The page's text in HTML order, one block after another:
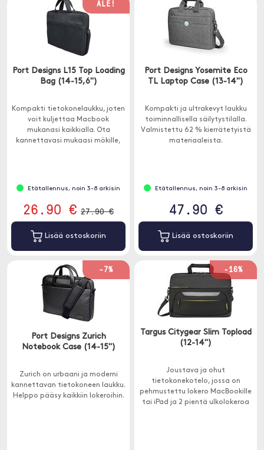
ALE!
Port Designs L15 Top Loading
Bag (14-15,6")
Kompakti tietokonelaukku, joten
voit kuljettaa Macbook
mukanasi kaikkialla. Ota
kannettavasi mukaasi mökille,
Etätallennus, noin 3-8 arkisin
26.90 € 27.90 €
Lisää ostoskoriin
Port Designs Yosemite Eco
TL Laptop Case (13-14")
Kompakti ja ultrakevyt laukku
toiminnallisella säilytystilalla.
Valmistettu 62 % kierrätetyistä
materiaaleista.
Etätallennus, noin 3-8 arkisin
47.90 €
Lisää ostoskoriin
-7%
Port Designs Zurich
Notebook Case (14-15")
Zurich on urbaani ja moderni
kannettavan tietokoneen laukku.
Helppo pääsy kaikkiin lokeroihin.
-16%
Targus Citygear Slim Topload
(12-14")
Joustava ja ohut
tietokonekotelo, jossa on
pehmustettu lokero MacBookille
tai iPad ja 2 pientä ulkolokeroa